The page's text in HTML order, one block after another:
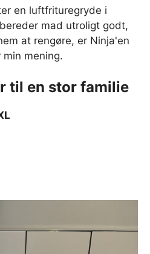
en luftfrituregryde i
mad utroligt godt,
at rengøre, er Ninja'en
mening.
til en stor familie